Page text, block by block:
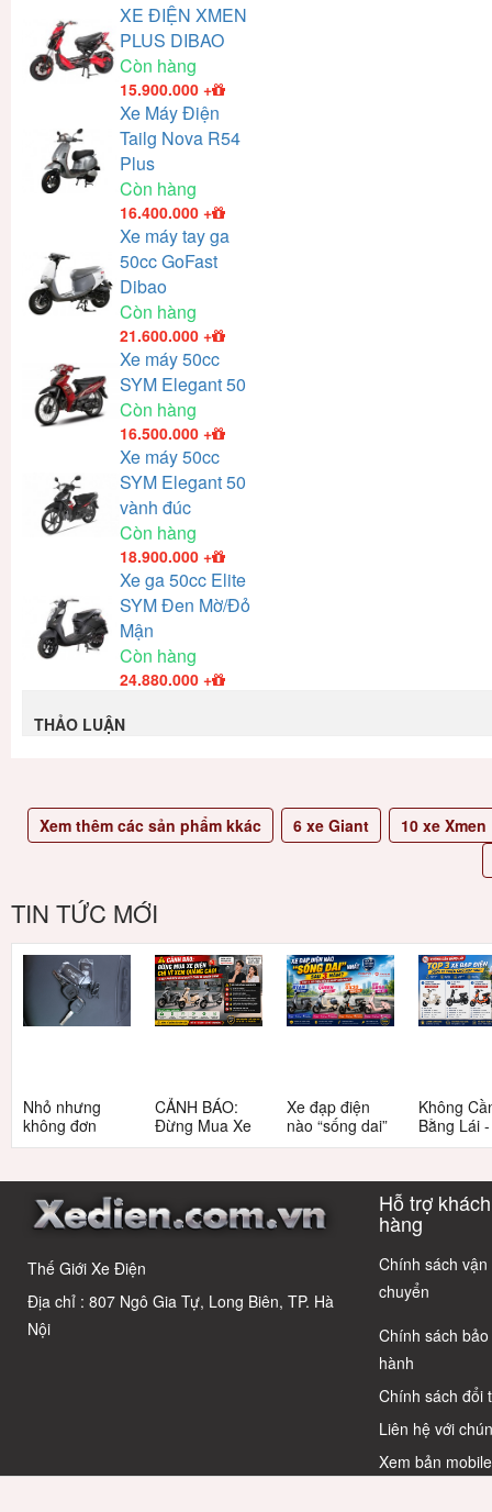
XE ĐIỆN XMEN
PLUS DIBAO
Còn hàng
15.900.000 +
Xe Máy Điện
Tailg Nova R54
Plus
Còn hàng
16.400.000 +
Xe máy tay ga
50cc GoFast
Dibao
Còn hàng
21.600.000 +
Xe máy 50cc
SYM Elegant 50
Còn hàng
16.500.000 +
Xe máy 50cc
SYM Elegant 50
vành đúc
Còn hàng
18.900.000 +
Xe ga 50cc Elite
SYM Đen Mờ/Đỏ
Mận
Còn hàng
24.880.000 +
THẢO LUẬN
Xem thêm các sản phẩm kkác 6xe Giant 10xe Xmen
TIN TỨC MỚI
Nhỏ nhưng
không đơn
giản: Sự thật
học sinh cấp 2
CẢNH BÁO:
Đừng Mua Xe
Điện Chỉ Vì
Cáo! 5 Bẫy
Quyết Chọn Xe
Chuẩn Chỉnh
Xe đạp điện
nào “sống dai”
nhất sau 5
có câu trả lời
Không
Bằng Lái
3 Xe Đạp
Cho Học
Thế Giới Xe Điện
Địa chỉ : 807 Ngô Gia Tự, Long Biên, TP. Hà
Nội
Hỗ trợ khách
hàng
Chính sách vận
chuyển
Chính sách bảo
hành
Chính sách đổi
Liên hệ với
Xem bản